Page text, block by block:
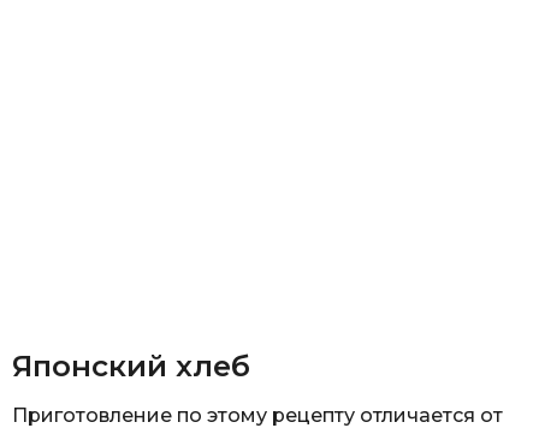
Японский хлеб
Приготовление по этому рецепту отличается от